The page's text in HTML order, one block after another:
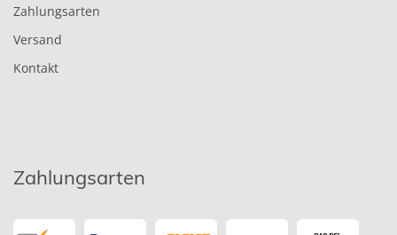
Zahlungsarten
Versand
Kontakt
Zahlungsarten